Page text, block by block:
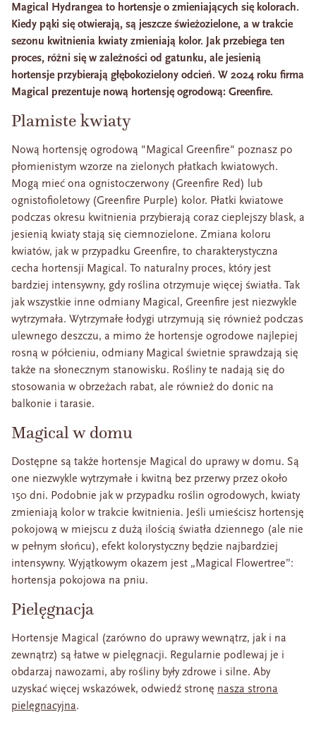
Magical Hydrangea to hortensje o zmieniających się kolorach.
Kiedy pąki się otwierają, są jeszcze świeżozielone, a w trakcie
sezonu kwitnienia kwiaty zmieniają kolor. Jak przebiega ten
proces, różni się w zależności od gatunku, ale jesienią
hortensje przybierają głębokozielony odcień. W 2024 roku firma
Magical prezentuje nową hortensję ogrodową: Greenfire.
Plamiste kwiaty
Nową hortensję ogrodową "Magical Greenfire" poznasz po
płomienistym wzorze na zielonych płatkach kwiatowych.
Mogą mieć ona ognistoczerwony (Greenfire Red) lub
ognistofioletowy (Greenfire Purple) kolor. Płatki kwiatowe
podczas okresu kwitnienia przybierają coraz cieplejszy blask, a
jesienią kwiaty stają się ciemnozielone. Zmiana koloru
kwiatów, jak w przypadku Greenfire, to charakterystyczna
cecha hortensji Magical. To naturalny proces, który jest
bardziej intensywny, gdy roślina otrzymuje więcej światła. Tak
jak wszystkie inne odmiany Magical, Greenfire jest niezwykle
wytrzymała. Wytrzymałe łodygi utrzymują się również podczas
ulewnego deszczu, a mimo że hortensje ogrodowe najlepiej
rosną w półcieniu, odmiany Magical świetnie sprawdzają się
także na słonecznym stanowisku. Rośliny te nadają się do
stosowania w obrzeżach rabat, ale również do donic na
balkonie i tarasie.
Magical w domu
Dostępne są także hortensje Magical do uprawy w domu. Są
one niezwykle wytrzymałe i kwitną bez przerwy przez około
150 dni. Podobnie jak w przypadku roślin ogrodowych, kwiaty
zmieniają kolor w trakcie kwitnienia. Jeśli umieścisz hortensję
pokojową w miejscu z dużą ilością światła dziennego (ale nie
w pełnym słońcu), efekt kolorystyczny będzie najbardziej
intensywny. Wyjątkowym okazem jest „Magical Flowertree”:
hortensja pokojowa na pniu.
Pielęgnacja
Hortensje Magical (zarówno do uprawy wewnątrz, jak i na
zewnątrz) są łatwe w pielęgnacji. Regularnie podlewaj je i
obdarzaj nawozami, aby rośliny były zdrowe i silne. Aby
uzyskać więcej wskazówek, odwiedź stronę nasza strona
pielęgnacyjna.